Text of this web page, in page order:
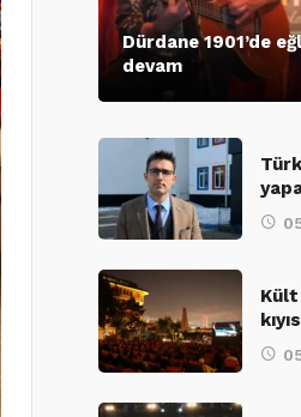
Dürdane 1901’de
devam
Kült